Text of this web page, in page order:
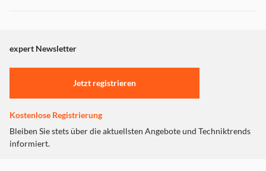
"Marketing".
Einstellungen anpassen
expert Newsletter
Jetzt registrieren
Kostenlose Registrierung
Bleiben Sie stets über die aktuellsten Angebote und Techniktrends
informiert.